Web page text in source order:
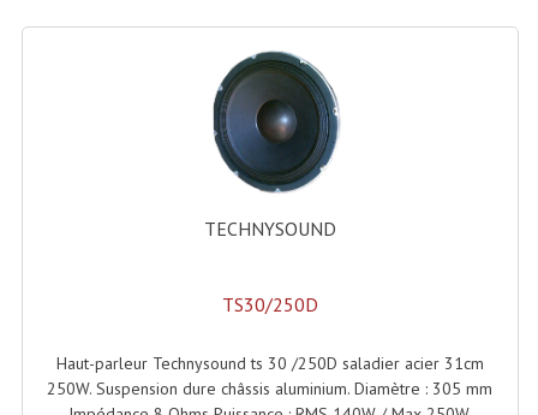
Sacs & Housses De Transport
Valises Pour Clavier
Rack 19 Pouces Multiplis
Accessoires Flight-Case Coins Roulettes
Rack 19" STYLE VSR (capot En L)
Effets Projection Et Jet De CO2
TECHNYSOUND
TS30/250D
Haut-parleur Technysound ts 30 /250D saladier acier 31cm
250W. Suspension dure châssis aluminium. Diamètre : 305 mm